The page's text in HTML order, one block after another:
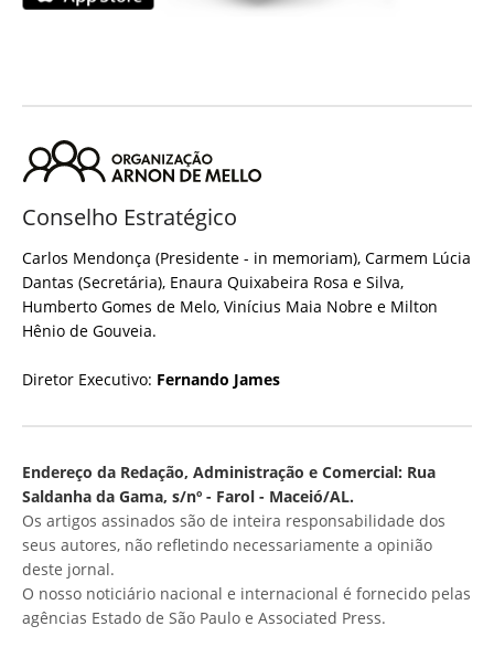
Conselho Estratégico
Carlos Mendonça (Presidente - in memoriam), Carmem Lúcia
Dantas (Secretária), Enaura Quixabeira Rosa e Silva,
Humberto Gomes de Melo, Vinícius Maia Nobre e Milton
Hênio de Gouveia.
Diretor Executivo: Fernando James
Endereço da Redação, Administração e Comercial: Rua
Saldanha da Gama, s/nº - Farol - Maceió/AL.
Os artigos assinados são de inteira responsabilidade dos
seus autores, não refletindo necessariamente a opinião
deste jornal.
O nosso noticiário nacional e internacional é fornecido pelas
agências Estado de São Paulo e Associated Press.